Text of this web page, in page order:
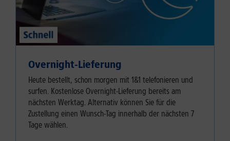
Overnight-Lieferung
Heute bestellt, schon morgen mit 1&1 telefonieren und
surfen. Kostenlose Overnight-Lieferung bereits am
nächsten Werktag. Alternativ können Sie für die
Zustellung einen Wunsch-Tag innerhalb der nächsten 7
Tage wählen.